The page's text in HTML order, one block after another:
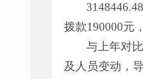
拨款190000元
与上年对
及人员变动，